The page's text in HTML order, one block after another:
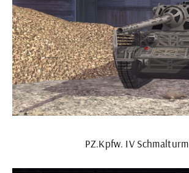
PZ.Kpfw. IV Schmalturm